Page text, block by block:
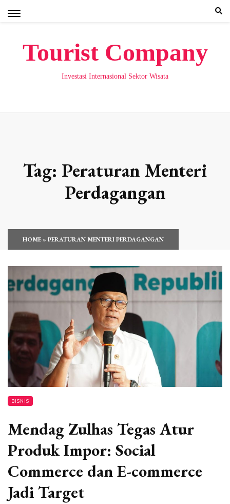
Tourist Company
Investasi Internasional Sektor Wisata
Tag: Peraturan Menteri
Perdagangan
HOME»PERATURAN MENTERI PERDAGANGAN
BISNIS
Mendag Zulhas Tegas Atur
Produk Impor: Social
Commerce dan E-commerce
Jadi Target